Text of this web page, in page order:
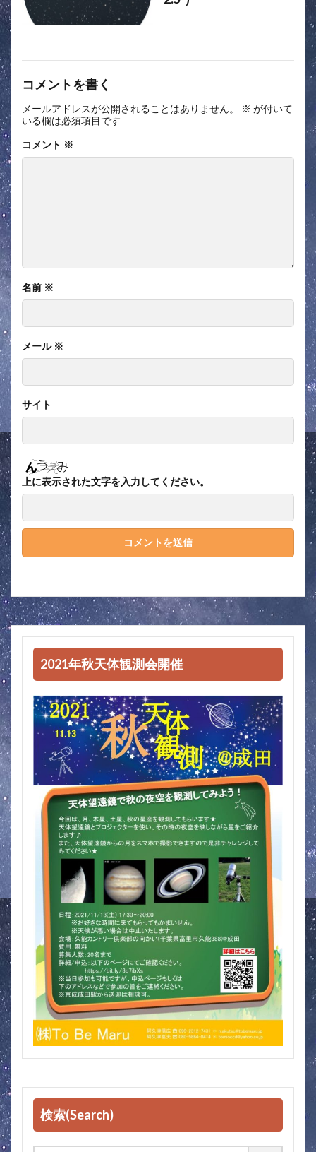
コメントを書く
メールアドレスが公開されることはありません。 ※ が付いて
いる欄は必須項目です
コメント ※
名前 ※
メール ※
サイト
上に表示された文字を入力してください。
2021年秋天体観測会開催
検索(Search)